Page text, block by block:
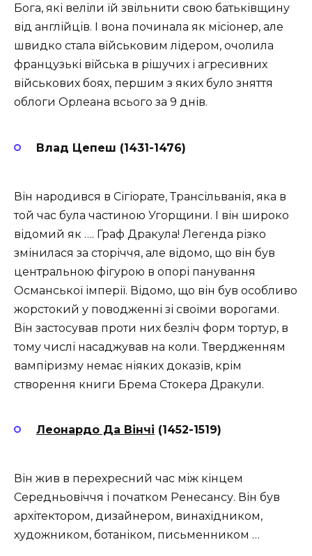
Бога, які веліли їй звільнити свою батьківщину
від англійців. І вона починала як місіонер, але
швидко стала військовим лідером, очолила
французькі війська в рішучих і агресивних
військових боях, першим з яких було зняття
облоги Орлеана всього за 9 днів.
Влад Цепеш (1431-1476)
Він народився в Сігіорате, Трансільванія, яка в
той час була частиною Угорщини. І він широко
відомий як …. Граф Дракула! Легенда різко
змінилася за сторіччя, але відомо, що він був
центральною фігурою в опорі панування
Османської імперії. Відомо, що він був особливо
жорстокий у поводженні зі своїми ворогами.
Він застосував проти них безліч форм тортур, в
тому числі насаджував на коли. Твердженням
вампіризму немає ніяких доказів, крім
створення книги Брема Стокера Дракули.
Леонардо Да Вінчі (1452-1519)
Він жив в перехресний час між кінцем
Середньовіччя і початком Ренесансу. Він був
архітектором, дизайнером, винахідником,
художником, ботаніком, письменником …